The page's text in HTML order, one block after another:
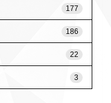
177
186
22
3